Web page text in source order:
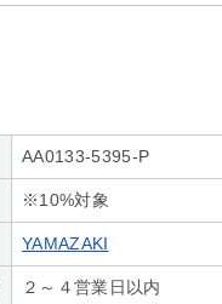
AA0133-5395-P
※10%対象
YAMAZAKI
２～４営業日以内